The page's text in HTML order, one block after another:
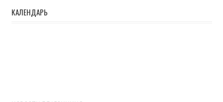
КАЛЕНДАРЬ